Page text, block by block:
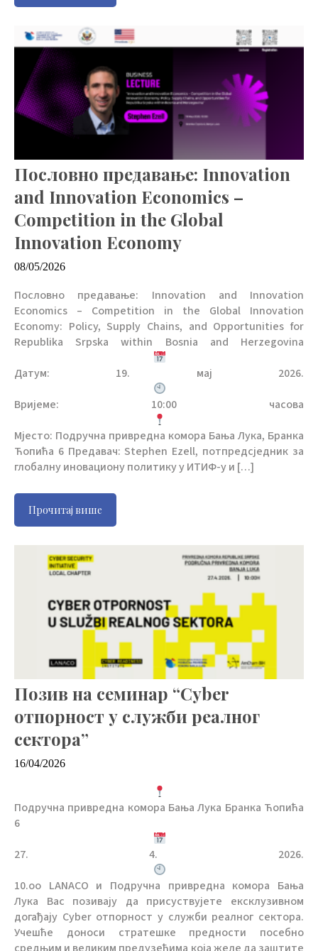
Пословно предавање: Innovation
and Innovation Economics –
Competition in the Global
Innovation Economy
08/05/2026
Пословно предавање: Innovation and Innovation
Economics – Competition in the Global Innovation
Economy: Policy, Supply Chains, and Opportunities for
Republika Srpska within Bosnia and Herzegovina
Датум: 19. мај 2026.
Вријеме: 10:00 часова
Мјесто: Подручна привредна комора Бања Лука, Бранка
Ћопића 6 Предавач: Stephen Ezell, потпредсједник за
глобалну иновациону политику у ИТИФ-у и […]
Прочитај више
Позив на семинар “Cyber
отпорност у служби реалног
сектора”
16/04/2026
Подручна привредна комора Бања Лука Бранка Ћопића
6
27. 4. 2026.
10.оо LANACO и Подручна привредна комора Бања
Лука Вас позивају да присуствујете ексклузивном
догађају Cyber отпорност у служби реалног сектора.
Учешће доноси стратешке предности посебно